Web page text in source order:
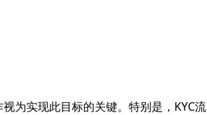
为实现此目标的关键。特别是，KYC流